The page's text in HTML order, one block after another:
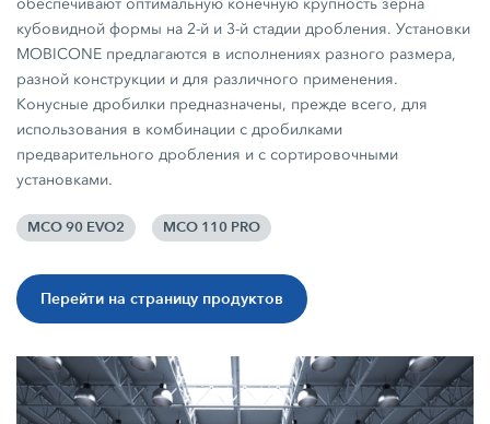
обеспечивают оптимальную конечную крупность зерна
кубовидной формы на 2-й и 3-й стадии дробления. Установки
MOBICONE предлагаются в исполнениях разного размера,
разной конструкции и для различного применения.
Конусные дробилки предназначены, прежде всего, для
использования в комбинации с дробилками
предварительного дробления и с сортировочными
установками.
MCO 90 EVO2 MCO 110 PRO
Перейти на страницу продуктов